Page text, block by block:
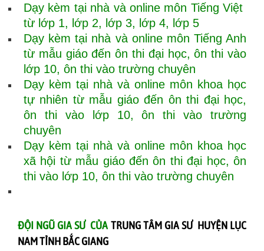
Dạy kèm tại nhà và online môn Tiếng Việt
từ lớp 1, lớp 2, lớp 3, lớp 4, lớp 5
Dạy kèm tại nhà và online môn Tiếng Anh
từ mẫu giáo đến ôn thi đại học, ôn thi vào
lớp 10, ôn thi vào trường chuyên
Dạy kèm tại nhà và online môn khoa học
tự nhiên từ mẫu giáo đến ôn thi đại học,
ôn thi vào lớp 10, ôn thi vào trường
chuyên
Dạy kèm tại nhà và online môn khoa học
xã hội từ mẫu giáo đến ôn thi đại học, ôn
thi vào lớp 10, ôn thi vào trường chuyên
ĐỘI NGŨ GIA SƯ CỦA TRUNG TÂM GIA SƯ HUYỆN LỤC
NAM TỈNH BẮC GIANG